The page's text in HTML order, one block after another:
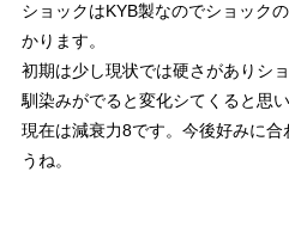
ショックはKYB製なのでショック
かります。
初期は少し現状では硬さがありシ
馴染みがでると変化シてくると思い
現在は減衰力8です。今後好みに合
うね。